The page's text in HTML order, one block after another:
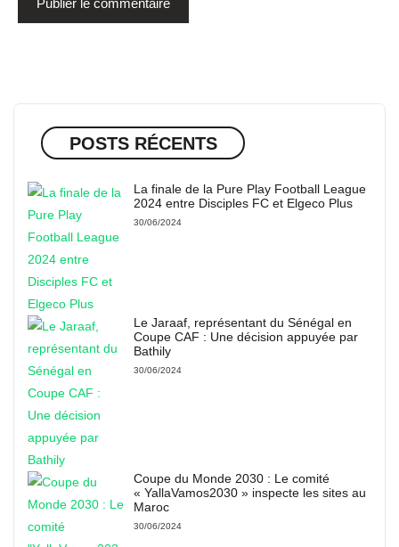
POSTS RÉCENTS
La finale de la Pure Play Football League
2024 entre Disciples FC et Elgeco Plus
30/06/2024
Le Jaraaf, représentant du Sénégal en
Coupe CAF : Une décision appuyée par
Bathily
30/06/2024
Coupe du Monde 2030 : Le comité
« YallaVamos2030 » inspecte les sites au
Maroc
30/06/2024